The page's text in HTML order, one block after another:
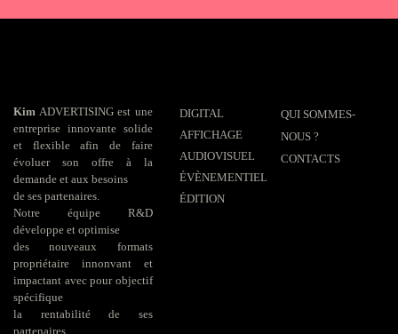
Kim ADVERTISING est une
entreprise innovante solide
et flexible afin de faire
évoluer son offre à la
demande et aux besoins
de ses partenaires.
Notre équipe R&D
développe et optimise
des nouveaux formats
propriétaire innonvant et
impactant avec pour objectif
spécifique
la rentabilité de ses
partenaires.
DIGITAL
AFFICHAGE
AUDIOVISUEL
ÉVÈNEMENTIEL
ÉDITION
QUI SOMMES-
NOUS ?
CONTACTS